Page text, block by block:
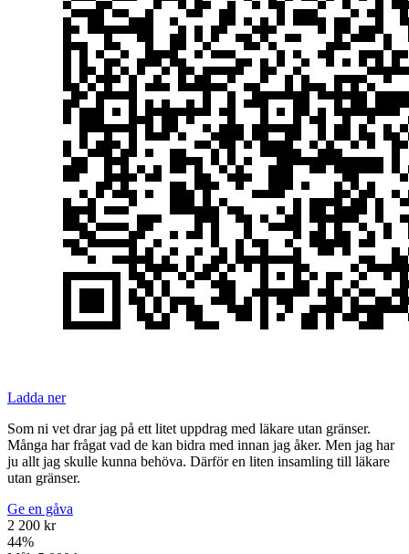
Ladda ner
Som ni vet drar jag på ett litet uppdrag med läkare utan gränser.
Många har frågat vad de kan bidra med innan jag åker. Men jag har
ju allt jag skulle kunna behöva. Därför en liten insamling till läkare
utan gränser.
Ge en gåva
2 200 kr
44%